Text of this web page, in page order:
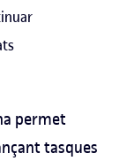
permet
tasques